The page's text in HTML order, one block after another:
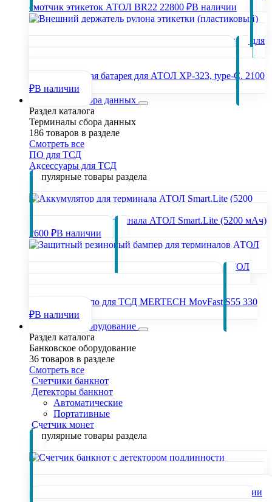
смотчик этикеток АТОЛ BR22 22800 ₽В наличии
Внешний держатель рулона этикетки (пластиковый) для
Аккумуляторная батарея для АТОЛ XP-323, type-C. 2100
₽В наличии
Терминалы сбора данных
Раздел каталога
Терминалы сбора данных
186 товаров в разделе
Смотреть все
ПО для ТСД
Аксессуары для ТСД
Популярные товары раздела
Аккумулятор для терминала АТОЛ Smart.Lite (5200 мАч)
2600 ₽В наличии
Защитный резиновый бампер для терминалов АТОЛ
Защитное стекло для ТСД MERTECH MovFast S55 330
₽В наличии
Банковское оборудование
Раздел каталога
Банковское оборудование
36 товаров в разделе
Смотреть все
Счетчики банкнот
Детекторы банкнот
Автоматические
Портативные
Счетчик монет
Популярные товары раздела
C-120 DOUBLE CIS MG touch screen
В наличии